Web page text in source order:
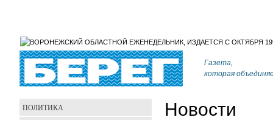
Газета,
которая
Новости
ПОЛИТИКА